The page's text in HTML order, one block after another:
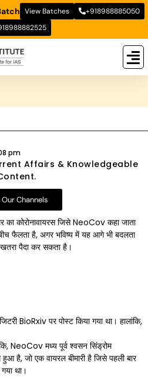
View Batches
+918988885050
pm
Affairs & Knowledgeable
Channels
का कोरोनावायरस जिसे NeoCov कहा जाता
फैलता है, अगर भविष्य में यह आगे भी बदलता
पैदा कर सकता है।
BioRxiv पर पोस्ट किया गया था। हालांकि,
NeoCov मध्य पूर्व श्वसन सिंड्रोम
है, जो एक वायरल बीमारी है जिसे पहली बार
था।